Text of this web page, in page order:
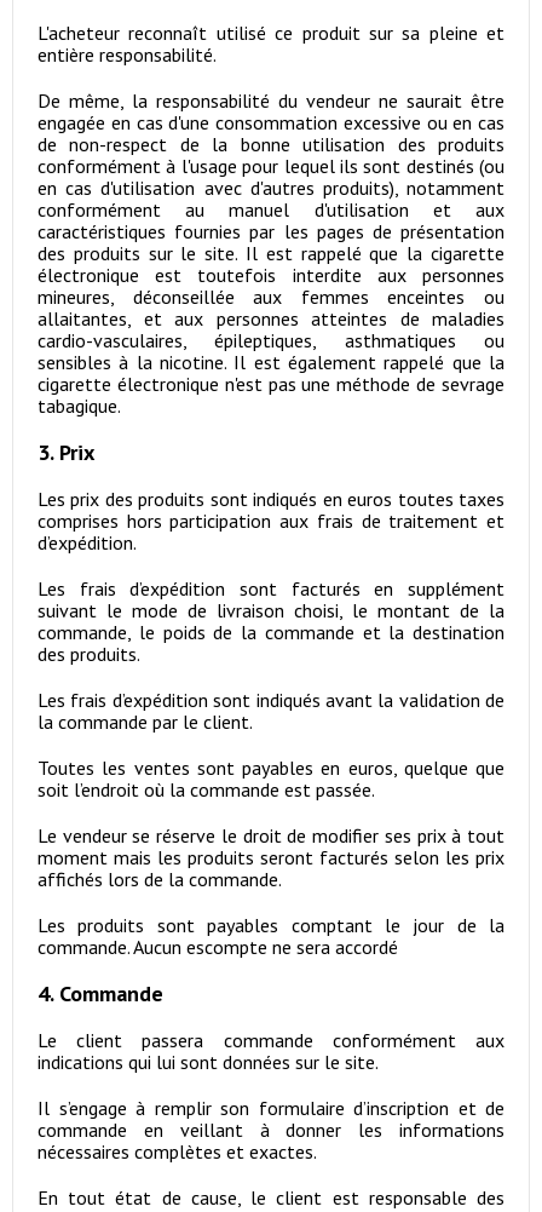
L'acheteur reconnaît utilisé ce produit sur sa pleine et
entière responsabilité.
De même, la responsabilité du vendeur ne saurait être
engagée en cas d'une consommation excessive ou en cas
de non-respect de la bonne utilisation des produits
conformément à l'usage pour lequel ils sont destinés (ou
en cas d'utilisation avec d'autres produits), notamment
conformément au manuel d'utilisation et aux
caractéristiques fournies par les pages de présentation
des produits sur le site. Il est rappelé que la cigarette
électronique est toutefois interdite aux personnes
mineures, déconseillée aux femmes enceintes ou
allaitantes, et aux personnes atteintes de maladies
cardio-vasculaires, épileptiques, asthmatiques ou
sensibles à la nicotine. Il est également rappelé que la
cigarette électronique n'est pas une méthode de sevrage
tabagique.
3. Prix
Les prix des produits sont indiqués en euros toutes taxes
comprises hors participation aux frais de traitement et
d’expédition.
Les frais d’expédition sont facturés en supplément
suivant le mode de livraison choisi, le montant de la
commande, le poids de la commande et la destination
des produits.
Les frais d’expédition sont indiqués avant la validation de
la commande par le client.
Toutes les ventes sont payables en euros, quelque que
soit l’endroit où la commande est passée.
Le vendeur se réserve le droit de modifier ses prix à tout
moment mais les produits seront facturés selon les prix
affichés lors de la commande.
Les produits sont payables comptant le jour de la
commande. Aucun escompte ne sera accordé
4. Commande
Le client passera commande conformément aux
indications qui lui sont données sur le site.
Il s’engage à remplir son formulaire d’inscription et de
commande en veillant à donner les informations
nécessaires complètes et exactes.
En tout état de cause, le client est responsable des